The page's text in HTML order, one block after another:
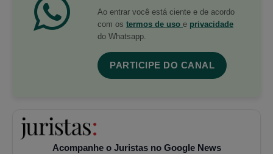
Ao entrar você está ciente e de acordo
com os termos de uso e privacidade
do Whatsapp.
PARTICIPE DO CANAL
Acompanhe o Juristas no Google News